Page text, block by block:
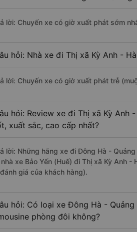
lời: Chuyến xe có giờ xuất phát sớm
hỏi: Nhà xe đi Thị xã Kỳ Anh -
lời: Chuyến xe có giờ xuất phát trễ
hỏi: Review xe đi Thị xã Kỳ
xuất sắc, cao cấp nhất?
lời: Những hãng xe đi Đông Hà -
nhà xe Bảo Yến (Huế) đi Thị xã Kỳ Anh
giá của khách hàng).
hỏi: Có loại xe Đông Hà -
phòng đôi không?